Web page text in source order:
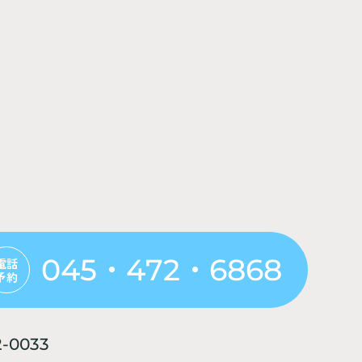
話
約
045・472・6868
0033